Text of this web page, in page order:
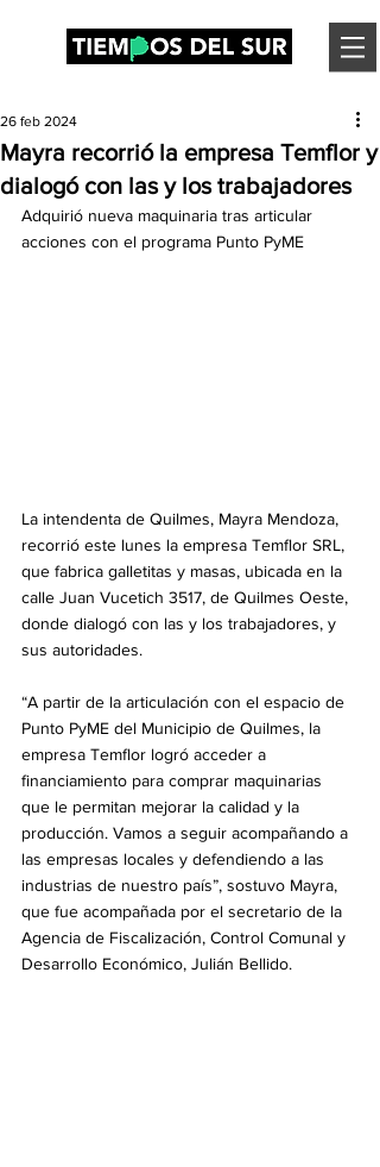
Mayra recorrió la empresa Temflor y
dialogó con las y los trabajadores
26 feb 2024
Adquirió nueva maquinaria tras articular
acciones con el programa Punto PyME
La intendenta de Quilmes, Mayra Mendoza,
recorrió este lunes la empresa Temflor SRL,
que fabrica galletitas y masas, ubicada en la
calle Juan Vucetich 3517, de Quilmes Oeste,
donde dialogó con las y los trabajadores, y
sus autoridades.
“A partir de la articulación con el espacio de
Punto PyME del Municipio de Quilmes, la
empresa Temflor logró acceder a
financiamiento para comprar maquinarias
que le permitan mejorar la calidad y la
producción. Vamos a seguir acompañando a
las empresas locales y defendiendo a las
industrias de nuestro país”, sostuvo Mayra,
que fue acompañada por el secretario de la
Agencia de Fiscalización, Control Comunal y
Desarrollo Económico, Julián Bellido.